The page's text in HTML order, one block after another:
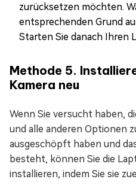
zurücksetzen möchten.
entsprechenden Grund
Starten Sie danach Ihren
Methode 5.
Kamera neu
Wenn Sie versucht haben,
und alle anderen Optionen
ausgeschöpft haben und
besteht, können Sie die
installieren, indem Sie sie